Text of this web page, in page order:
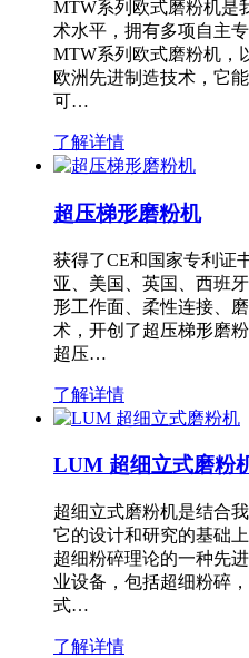
MTW系列欧式磨粉机是
术水平，拥有多项自主
MTW系列欧式磨粉机，
欧洲先进制造技术，它
可…
了解详情
超压梯形磨粉机
获得了CE和国家专利证
亚、美国、英国、西班
形工作面、柔性连接、
术，开创了超压梯形磨
超压…
了解详情
LUM 超细立式磨粉
超细立式磨粉机是结合
它的设计和研究的基础
超细粉碎理论的一种先
业设备，包括超细粉碎
式…
了解详情